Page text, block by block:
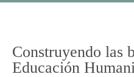
contenido
Construyendo las
Educación